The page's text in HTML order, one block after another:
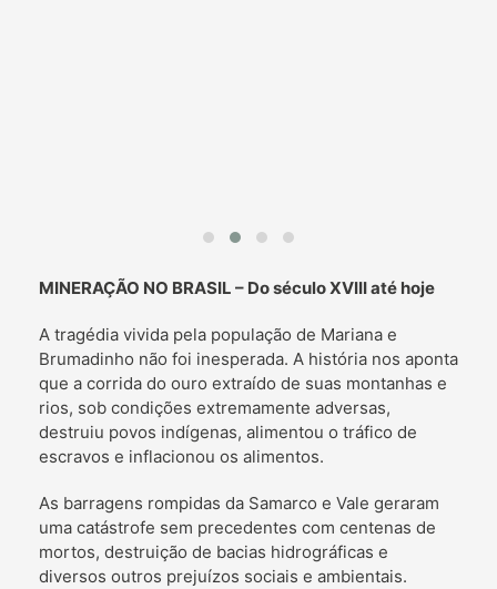
MINERAÇÃO NO BRASIL – Do século XVIII até hoje
A tragédia vivida pela população de Mariana e
Brumadinho não foi inesperada. A história nos aponta
que a corrida do ouro extraído de suas montanhas e
rios, sob condições extremamente adversas,
destruiu povos indígenas, alimentou o tráfico de
escravos e inflacionou os alimentos.
As barragens rompidas da Samarco e Vale geraram
uma catástrofe sem precedentes com centenas de
mortos, destruição de bacias hidrográficas e
diversos outros prejuízos sociais e ambientais.